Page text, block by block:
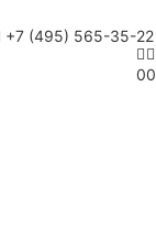
+7 (495) 565-35-22
00